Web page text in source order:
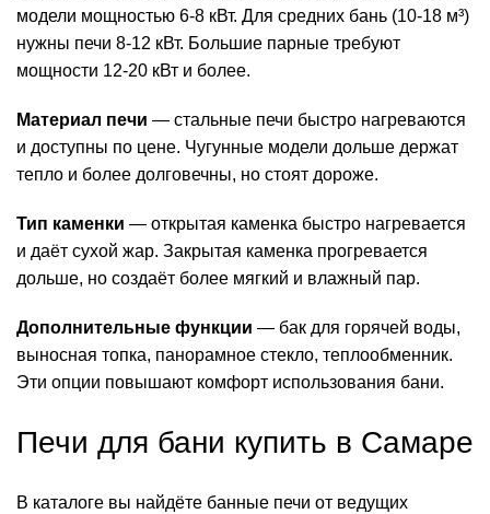
модели мощностью 6-8 кВт. Для средних бань (10-18 м³)
нужны печи 8-12 кВт. Большие парные требуют
мощности 12-20 кВт и более.
Материал печи — стальные печи быстро нагреваются
и доступны по цене. Чугунные модели дольше держат
тепло и более долговечны, но стоят дороже.
Тип каменки — открытая каменка быстро нагревается
и даёт сухой жар. Закрытая каменка прогревается
дольше, но создаёт более мягкий и влажный пар.
Дополнительные функции — бак для горячей воды,
выносная топка, панорамное стекло, теплообменник.
Эти опции повышают комфорт использования бани.
Печи для бани купить в Самаре
В каталоге вы найдёте банные печи от ведущих